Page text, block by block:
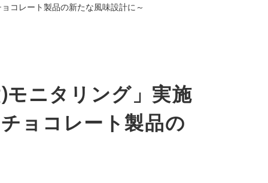
コレート製品の新たな風味設計に～
ニタリング」実施
ョコレート製品の